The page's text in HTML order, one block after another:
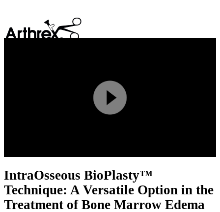
Play
Video
IntraOsseous BioPlasty™
Technique: A Versatile Option in the
Treatment of Bone Marrow Edema